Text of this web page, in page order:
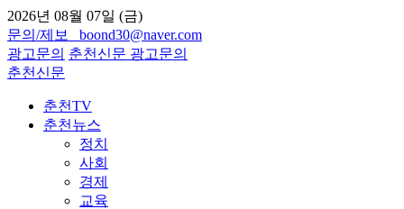
2026년 08월 07일 (금)
문의/제보 boond30@naver.com
광고문의 춘천신문 광고문의
춘천신문
춘천TV
춘천뉴스
정치
사회
경제
교육